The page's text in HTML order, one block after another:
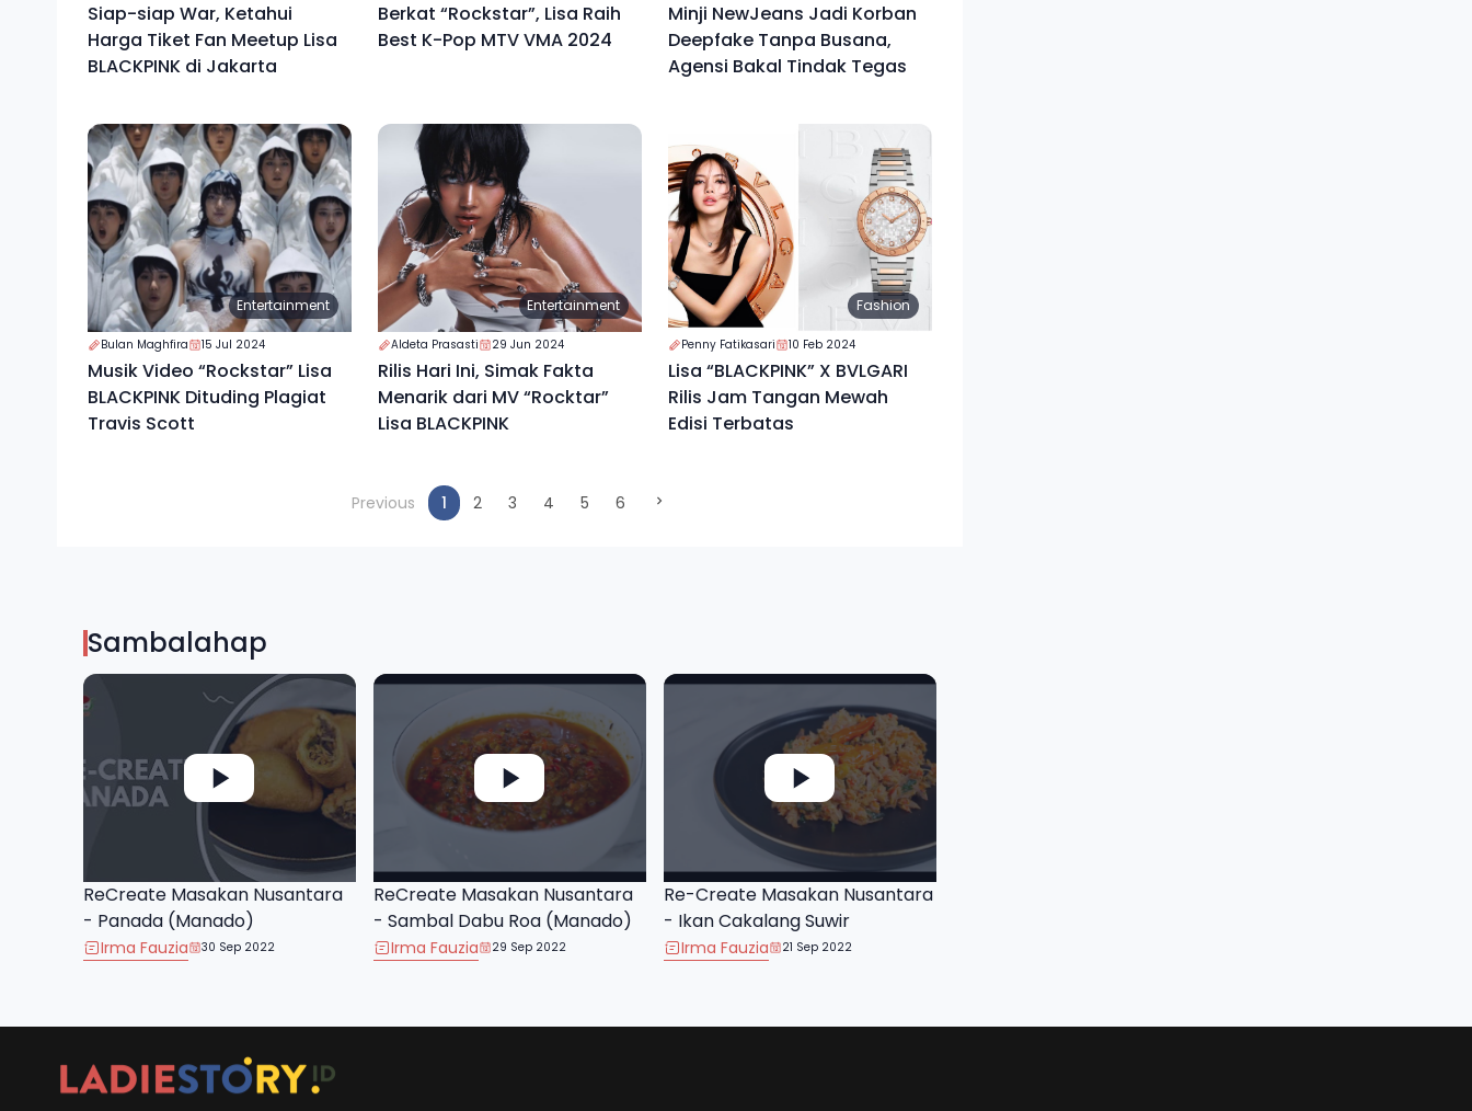
Siap-siap War, Ketahui
Harga Tiket Fan Meetup Lisa
BLACKPINK di Jakarta
Berkat “Rockstar”, Lisa Raih
Best K-Pop MTV VMA 2024
Minji NewJeans Jadi Korban
Deepfake Tanpa Busana,
Agensi Bakal Tindak Tegas
Entertainment
Bulan Maghfira 15 Jul 2024
Musik Video “Rockstar” Lisa
BLACKPINK Dituding Plagiat
Travis Scott
Entertainment
Aldeta Prasasti 29 Jun 2024
Rilis Hari Ini, Simak Fakta
Menarik dari MV “Rocktar”
Lisa BLACKPINK
Fashion
Penny Fatikasari 10 Feb 2024
Lisa “BLACKPINK” X BVLGARI
Rilis Jam Tangan Mewah
Edisi Terbatas
Previous 1 (current)
2 3 4 5 6
Sambalahap
ReCreate Masakan Nusantara
- Panada (Manado)
Irma Fauzia 30 Sep 2022
ReCreate Masakan Nusantara
- Sambal Dabu Roa (Manado)
Irma Fauzia 29 Sep 2022
Re-Create Masakan Nusantara
- Ikan Cakalang Suwir
Irma Fauzia 21 Sep 2022